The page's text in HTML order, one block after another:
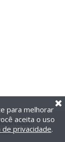
para melhorar
aceita o uso
de privacidade.